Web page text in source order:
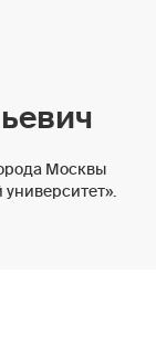
Москвы